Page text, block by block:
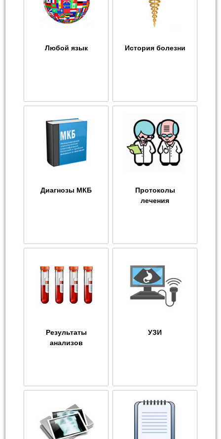
Любой язык История болезни
Диагнозы МКБ
Протоколы
лечения
Результаты
анализов
УЗИ